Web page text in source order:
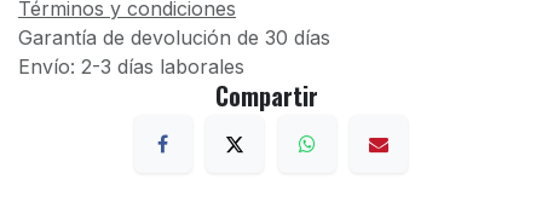
Términos y condiciones
Garantía de devolución de 30 días
Envío: 2-3 días laborales
Compartir